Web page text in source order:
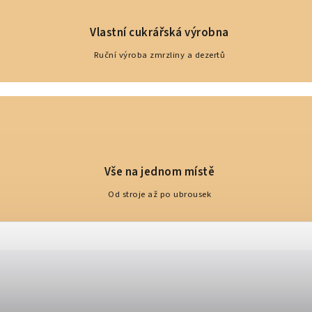
Vlastní cukrářská výrobna
Ruční výroba zmrzliny a dezertů
Vše na jednom místě
Od stroje až po ubrousek